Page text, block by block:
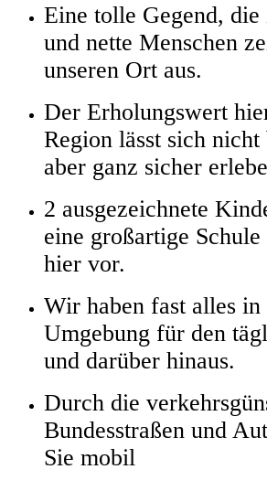
Eine tolle Gegend, die
und nette Menschen
unseren Ort aus.
Der Erholungswert
Region lässt sich nicht
aber ganz sicher
2 ausgezeichnete
eine großartige
hier vor.
Wir haben fast alles in
Umgebung für den
und darüber hinaus.
Durch die
Bundesstraßen und
Sie mobil